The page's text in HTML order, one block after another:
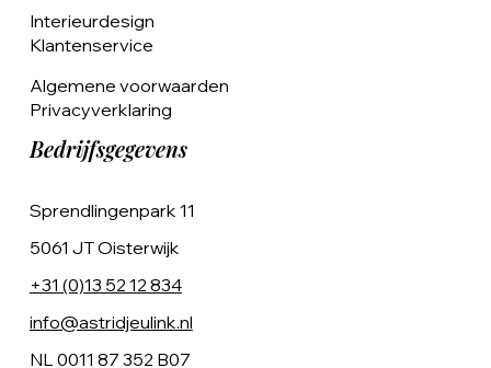
Interieurdesign
Klantenservice
Algemene voorwaarden
Privacyverklaring
Bedrijfsgegevens
Sprendlingenpark 11
5061 JT Oisterwijk
+31 (0)13 52 12 834
info@astridjeulink.nl
NL 0011 87 352 B07